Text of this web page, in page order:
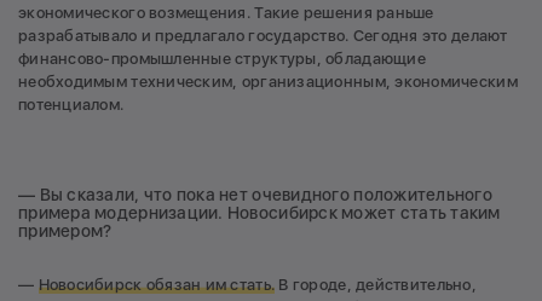
экономического возмещения. Такие решения раньше
разрабатывало и предлагало государство. Сегодня это делают
финансово-промышленные структуры, обладающие
необходимым техническим, организационным, экономическим
потенциалом.
— Вы сказали, что пока нет очевидного положительного
примера модернизации. Новосибирск может стать таким
примером?
— Новосибирск обязан им стать. В городе, действительно,